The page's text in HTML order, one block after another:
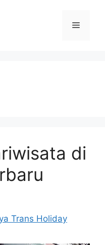
Menu
di
Trans Holiday